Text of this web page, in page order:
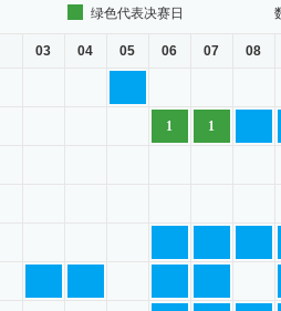
绿色代表决赛日
03 04 05 06 07 08
1 1